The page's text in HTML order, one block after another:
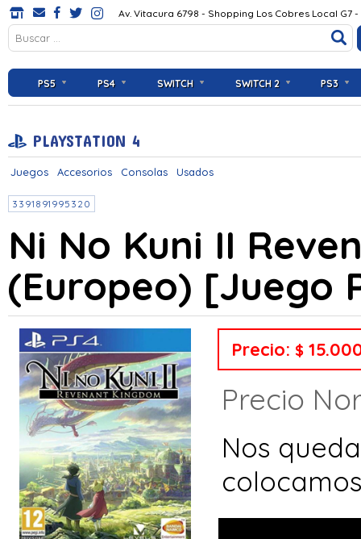
Av. Vitacura 6798 - Shopping Los Cobres Local G7
PS5 PS4 SWITCH SWITCH 2 PS3
PLAYSTATION 4
Juegos Accesorios Consolas Usados
3391891995320
Ni No Kuni II
(Europeo) [Juego
Precio: $
Precio
Nos